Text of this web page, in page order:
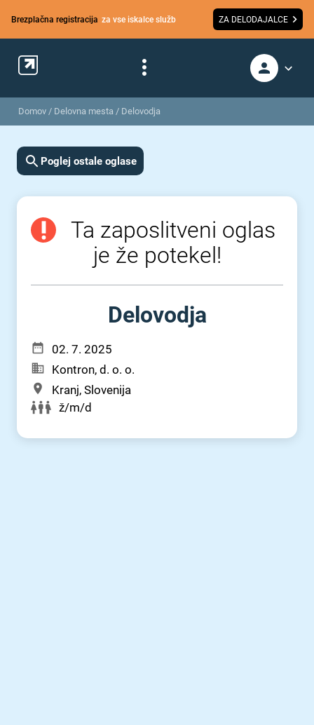
Brezplačna registracija za vse iskalce služb ZA DELODAJALCE
Domov / Delovna mesta / Delovodja
Poglej ostale oglase
Ta zaposlitveni oglas
je že potekel!
Delovodja
02. 7. 2025
Kontron, d. o. o.
Kranj, Slovenija
ž/m/d